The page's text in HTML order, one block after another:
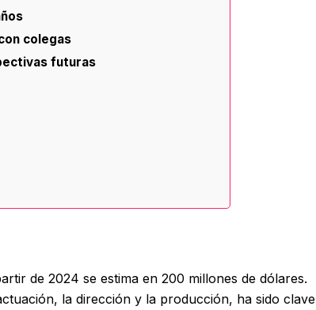
colegas
futuras
de 2024 se estima en 200 millones de dólares.
la dirección y la producción, ha sido clave